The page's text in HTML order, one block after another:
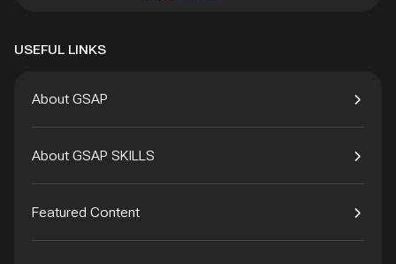
USEFUL LINKS
About GSAP
About GSAP SKILLS
Featured Content